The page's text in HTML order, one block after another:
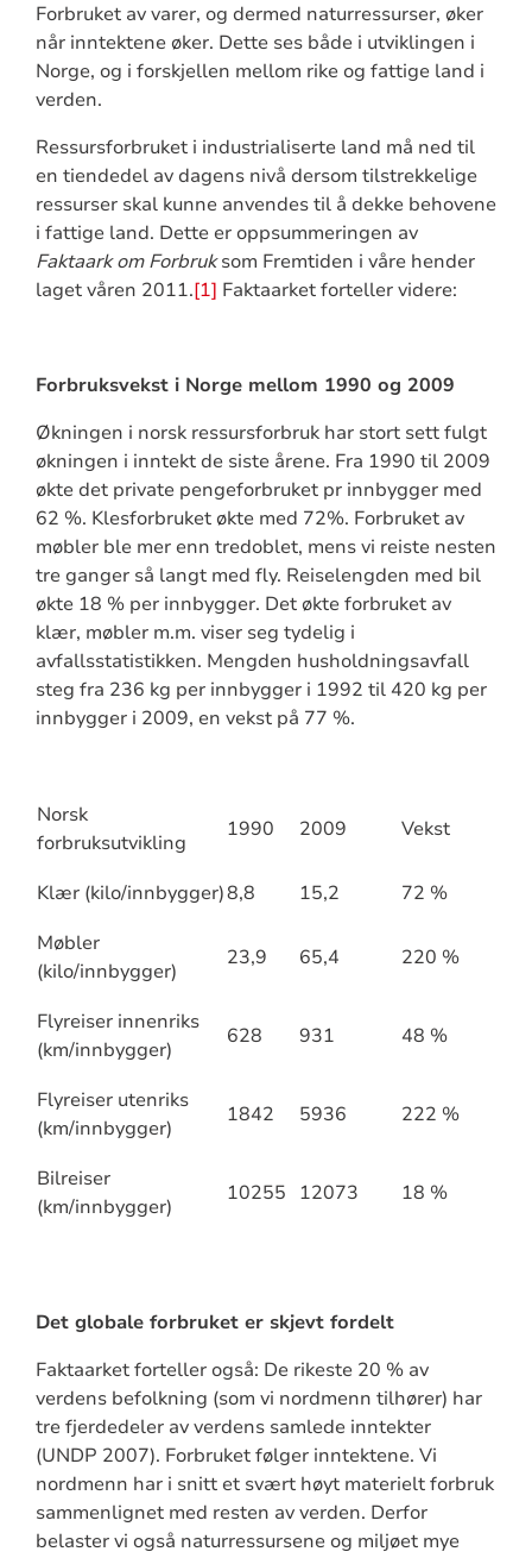
Forbruket av varer, og dermed naturressurser, øker
når inntektene øker. Dette ses både i utviklingen i
Norge, og i forskjellen mellom rike og fattige land i
verden.
Ressursforbruket i industrialiserte land må ned til
en tiendedel av dagens nivå dersom tilstrekkelige
ressurser skal kunne anvendes til å dekke behovene
i fattige land. Dette er oppsummeringen av
Faktaark om Forbruksom Fremtiden i våre hender
laget våren 2011.[1] Faktaarket forteller videre:
Forbruksvekst i Norge mellom 1990 og 2009
Økningen i norsk ressursforbruk har stort sett fulgt
økningen i inntekt de siste årene. Fra 1990 til 2009
økte det private pengeforbruket pr innbygger med
62 %. Klesforbruket økte med 72%. Forbruket av
møbler ble mer enn tredoblet, mens vi reiste nesten
tre ganger så langt med fly. Reiselengden med bil
økte 18 % per innbygger. Det økte forbruket av
klær, møbler m.m. viser seg tydelig i
avfallsstatistikken. Mengden husholdningsavfall
steg fra 236 kg per innbygger i 1992 til 420 kg per
innbygger i 2009, en vekst på 77 %.
Norsk
forbruksutvikling
1990 2009 Vekst
Klær (kilo/innbygger)8,8 15,2
72 %
Møbler
(kilo/innbygger)
23,9 65,4 220 %
Flyreiser innenriks
(km/innbygger)
628 931 48 %
Flyreiser utenriks
(km/innbygger)
1842 5936 222 %
Bilreiser
(km/innbygger)
10255 12073 18 %
Det globale forbruket er skjevt fordelt
Faktaarket forteller også: De rikeste 20 % av
verdens befolkning (som vi nordmenn tilhører) har
tre fjerdedeler av verdens samlede inntekter
(UNDP 2007). Forbruket følger inntektene. Vi
nordmenn har i snitt et svært høyt materielt forbruk
sammenlignet med resten av verden. Derfor
belaster vi også naturressursene og miljøet mye